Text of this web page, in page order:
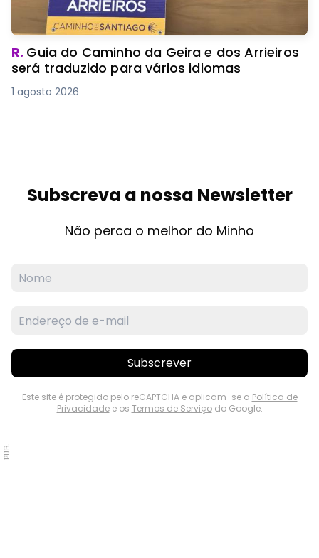
R. Guia do Caminho da Geira e dos Arrieiros
será traduzido para vários idiomas
1 agosto 2026
Subscreva a nossa Newsletter
Não perca o melhor do Minho
Subscrever
Este site é protegido pelo reCAPTCHA e aplicam-se a Política de
Privacidadee os Termos de Serviçodo Google.
PUB.